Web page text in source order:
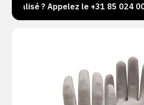
? Appelez le +31 85 024 0044